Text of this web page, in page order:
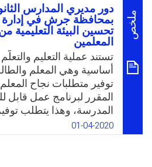
ملخص
دور مديري المدارس
بمحافظة جرش في إدارة
تحسين البيئة التعليمية
المعلمين
تستند عملية التعليم
أساسية وهي المعلم
توفير متطلبات نجاح
المقرر لبرنامج عمل قابل
المدرسة، وهذا يتطلب
ومن خلال استطلاع أراء
المدارس الثانوية
01-04-2020